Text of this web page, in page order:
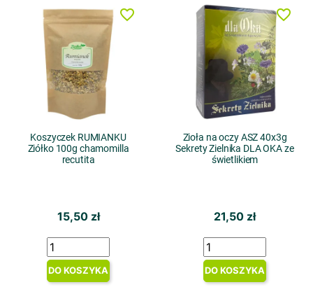
Koszyczek RUMIANKU
Ziółko 100g chamomilla
recutita
15,50 zł
DO KOSZYKA
favorite_border
Zioła na oczy ASZ 40x3g
Sekrety Zielnika DLA OKA ze
świetlikiem
21,50 zł
DO KOSZYKA
favorite_border